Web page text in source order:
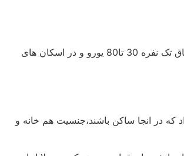
تا زمانی که جایی برای محل سکونت خود بیابید و قطعی کنید میبایست در هتل و یا اسکان های موقت اقامت داشته باشید . به ازای هر روزی که هستید برای اتاق تک نفره 30 تا80 یورو و در اسکان های
که در انجا ساکن باشند،جنسیت هم خانه و